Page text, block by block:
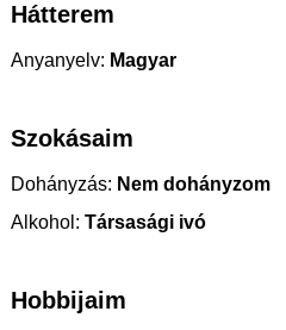
Hátterem
Anyanyelv: Magyar
Szokásaim
Dohányzás: Nem dohányzom
Alkohol: Társasági ivó
Hobbijaim